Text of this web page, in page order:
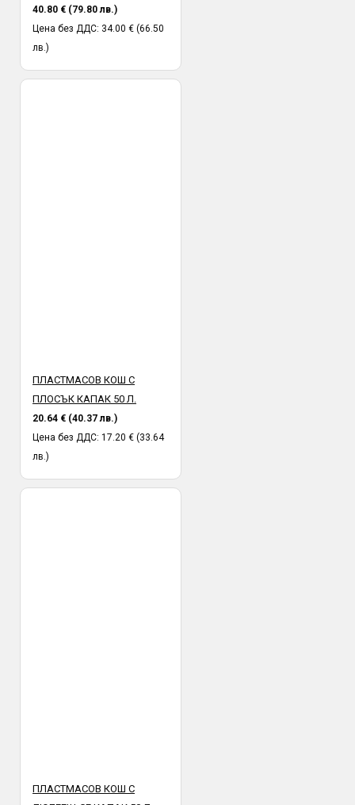
40.80 € (79.80 лв.)
Цена без ДДС: 34.00 € (66.50
лв.)
ПЛАСТМАСОВ КОШ С
ПЛОСЪК КАПАК 50 Л.
20.64 € (40.37 лв.)
Цена без ДДС: 17.20 € (33.64
лв.)
ПЛАСТМАСОВ КОШ С